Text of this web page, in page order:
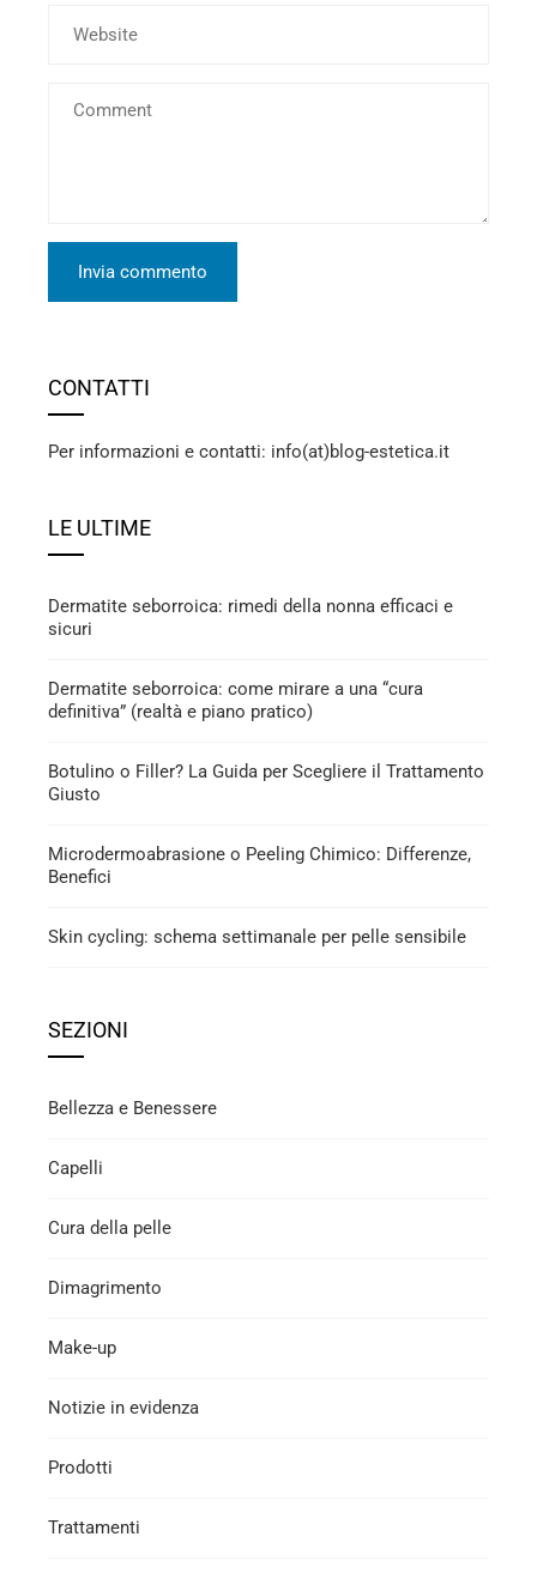
CONTATTI
Per informazioni e contatti: info(at)blog-estetica.it
LE ULTIME
Dermatite seborroica: rimedi della nonna efficaci e
sicuri
Dermatite seborroica: come mirare a una “cura
definitiva” (realtà e piano pratico)
Botulino o Filler? La Guida per Scegliere il Trattamento
Giusto
Microdermoabrasione o Peeling Chimico: Differenze,
Benefici
Skin cycling: schema settimanale per pelle sensibile
SEZIONI
Bellezza e Benessere
Capelli
Cura della pelle
Dimagrimento
Make-up
Notizie in evidenza
Prodotti
Trattamenti